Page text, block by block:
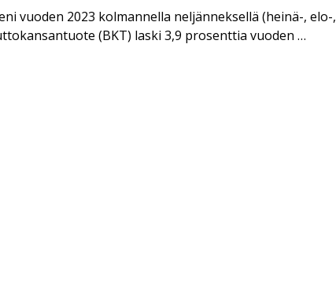
vuoden 2023 kolmannella neljänneksellä (heinä-, elo-,
(BKT) laski 3,9 prosenttia vuoden …